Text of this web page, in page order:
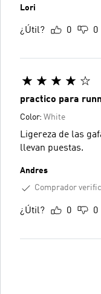
Lori
¿Útil? 0 0
practico para
Color: White
Ligereza de las
llevan puestas.
Andres
Comprador
¿Útil? 0 0